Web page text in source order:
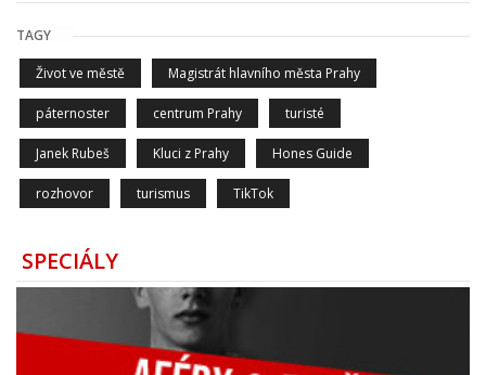
TAGY
Život ve městě Magistrát hlavního města Prahy
páternoster centrum Prahy turisté
Janek Rubeš Kluci z Prahy Hones Guide
rozhovor turismus TikTok
SPECIÁLY